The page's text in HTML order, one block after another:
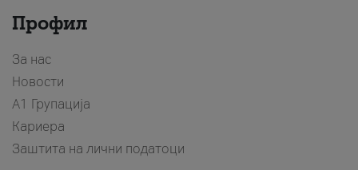
Профил
За нас
Новости
А1 Групација
Кариера
Заштита на лични податоци